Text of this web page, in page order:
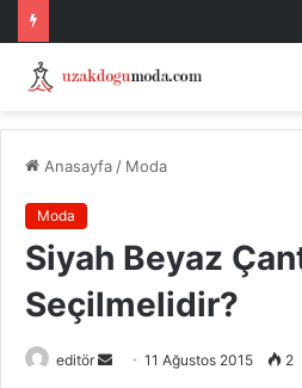
Anasayfa / Moda
Moda
Siyah Beyaz
Seçilmelidir?
editör
Bir
11 Ağustos 2015 2